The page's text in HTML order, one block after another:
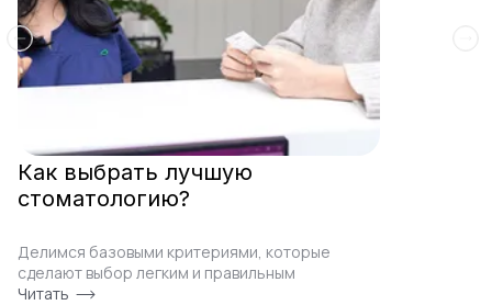
Как выбрать лучшую
стоматологию?
Делимся базовыми критериями, которые
сделают выбор легким и правильным
Читать